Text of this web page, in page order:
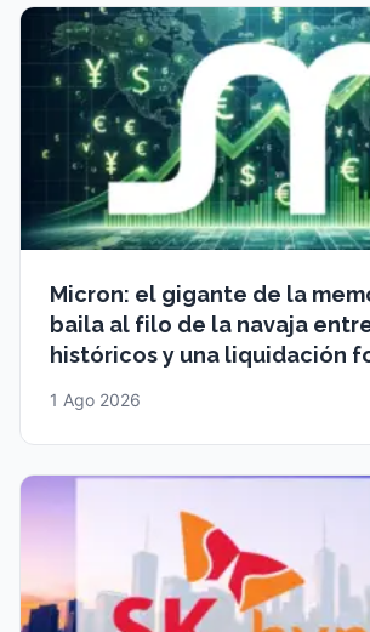
Micron: el gigante de la
baila al filo de la navaja
históricos y una liquidación
1 Ago 2026